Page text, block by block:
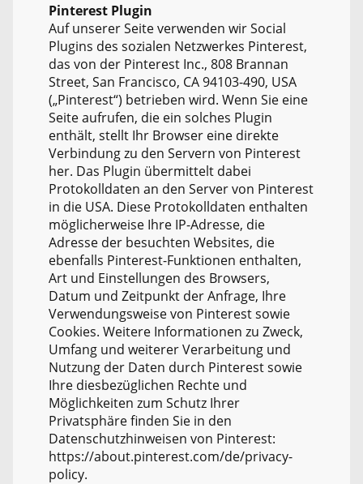
Pinterest Plugin
Auf unserer Seite verwenden wir Social
Plugins des sozialen Netzwerkes Pinterest,
das von der Pinterest Inc., 808 Brannan
Street, San Francisco, CA 94103-490, USA
(„Pinterest“) betrieben wird. Wenn Sie eine
Seite aufrufen, die ein solches Plugin
enthält, stellt Ihr Browser eine direkte
Verbindung zu den Servern von Pinterest
her. Das Plugin übermittelt dabei
Protokolldaten an den Server von Pinterest
in die USA. Diese Protokolldaten enthalten
möglicherweise Ihre IP-Adresse, die
Adresse der besuchten Websites, die
ebenfalls Pinterest-Funktionen enthalten,
Art und Einstellungen des Browsers,
Datum und Zeitpunkt der Anfrage, Ihre
Verwendungsweise von Pinterest sowie
Cookies. Weitere Informationen zu Zweck,
Umfang und weiterer Verarbeitung und
Nutzung der Daten durch Pinterest sowie
Ihre diesbezüglichen Rechte und
Möglichkeiten zum Schutz Ihrer
Privatsphäre finden Sie in den
Datenschutzhinweisen von Pinterest:
https://about.pinterest.com/de/privacy-
policy.